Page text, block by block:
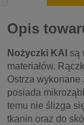
Opis
Nożyczki KAI są
materiałów.
Ostrza
posiada
temu nie ślizga
tkanin oraz do